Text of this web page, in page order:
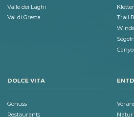
Valle dei Laghi
Val di Gresta
Trail
Segeln
DOLCE VITA
Genuss
Restaurants
Natur